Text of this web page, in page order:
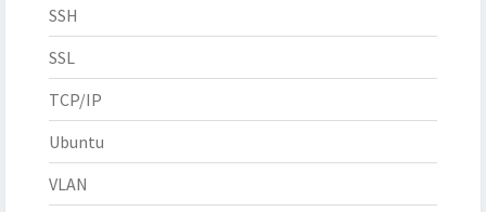
SSH
SSL
TCP/IP
Ubuntu
VLAN